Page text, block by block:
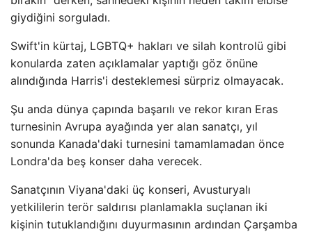
giydiğini sorguladı.
Swift'in kürtaj, LGBTQ+ hakları ve silah kontrolü gibi
konularda zaten açıklamalar yaptığı göz önüne
alındığında Harris'i desteklemesi sürpriz olmayacak.
Şu anda dünya çapında başarılı ve rekor kıran Eras
turnesinin Avrupa ayağında yer alan sanatçı, yıl
sonunda Kanada'daki turnesini tamamlamadan önce
Londra'da beş konser daha verecek.
Sanatçının Viyana'daki üç konseri, Avusturyalı
yetkililerin terör saldırısı planlamakla suçlanan iki
kişinin tutuklandığını duyurmasının ardından Çarşamba